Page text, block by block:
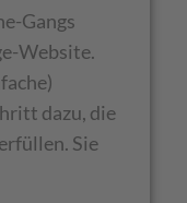
Gangs
Website.
dazu, die
Sie